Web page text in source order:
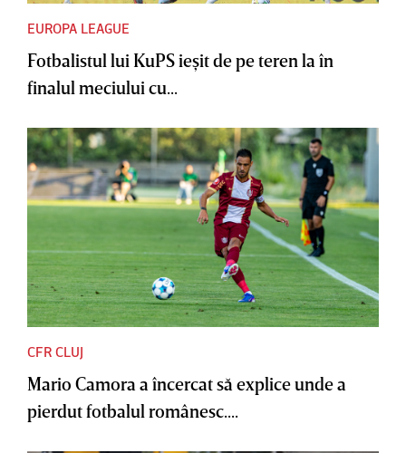
EUROPA LEAGUE
Fotbalistul lui KuPS ieşit de pe teren la în
finalul meciului cu...
CFR CLUJ
Mario Camora a încercat să explice unde a
pierdut fotbalul românesc....